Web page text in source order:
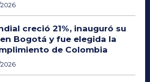
creció 21%, inauguró su
Bogotá y fue elegida la
de Colombia